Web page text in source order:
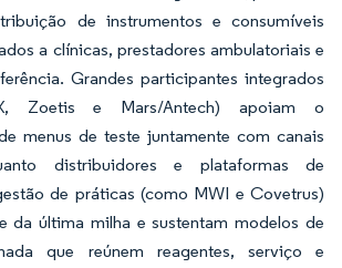
de instrumentos e consumíveis
a clínicas, prestadores ambulatoriais e
Grandes participantes integrados
Zoetis e Mars/Antech) apoiam o
menus de teste juntamente com canais
distribuidores e plataformas de
de práticas (como MWI e Covetrus)
da última milha e sustentam modelos de
que reúnem reagentes, serviço e